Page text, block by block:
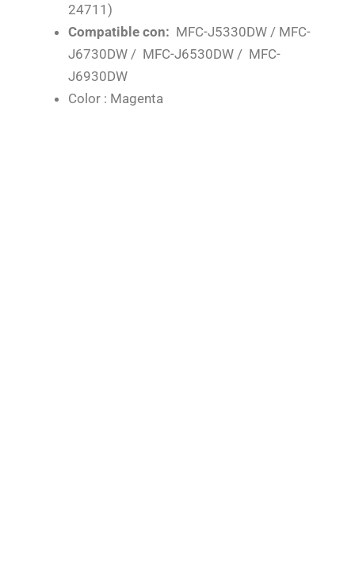
24711)
Compatible con: MFC-J5330DW / MFC-
J6730DW / MFC-J6530DW / MFC-
J6930DW
Color : Magenta